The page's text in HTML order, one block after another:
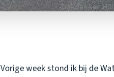
Vorige week stond ik bij de